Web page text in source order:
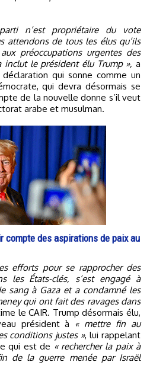
n’est propriétaire du vote
attendons de tous les élus qu’ils
préoccupations urgentes des
inclut le président élu Trump », a
qui sonne comme un
qui devra désormais se
de la nouvelle donne s’il veut
arabe et musulman.
compte des aspirations de paix au
efforts pour se rapprocher des
les États-clés, s’est engagé à
sang à Gaza et a condamné les
qui ont fait des ravages dans
le CAIR. Trump désormais élu,
président à « mettre fin au
conditions justes », lui rappelant
qui est de « rechercher la paix à
de la guerre menée par Israël